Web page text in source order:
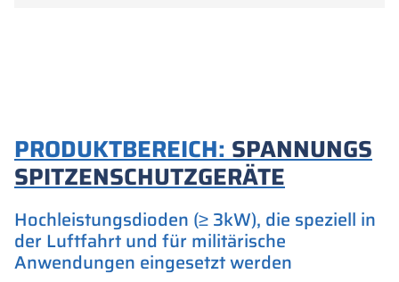
PRODUKTBEREICH: SPANNUNGS
SPITZENSCHUTZGERÄTE
Hochleistungsdioden (≥ 3kW), die speziell in
der Luftfahrt und für militärische
Anwendungen eingesetzt werden